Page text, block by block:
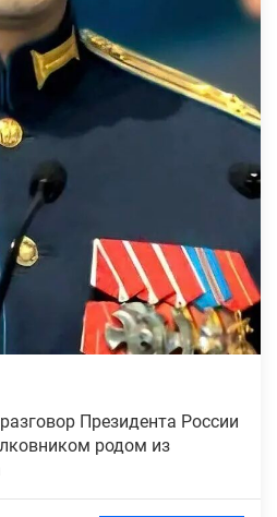
Президента России
родом из